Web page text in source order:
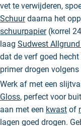
vet te verwijderen,
Schuurdaarna het
schuurpapier(korrel
laag Sudwest Allgrund
dat de verf goed
primer drogen
Werk af met een
Gloss, perfect voor
aan met een kwast of
lagen goed drogen.